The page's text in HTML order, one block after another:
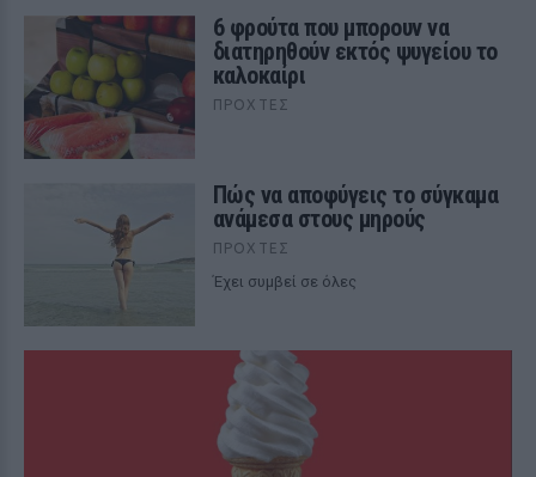
6 φρούτα που μπορουν να
διατηρηθούν εκτός ψυγείου το
καλοκαίρι
ΠΡΟΧΤΈΣ
Πώς να αποφύγεις το σύγκαμα
ανάμεσα στους μηρούς
ΠΡΟΧΤΈΣ
Έχει συμβεί σε όλες